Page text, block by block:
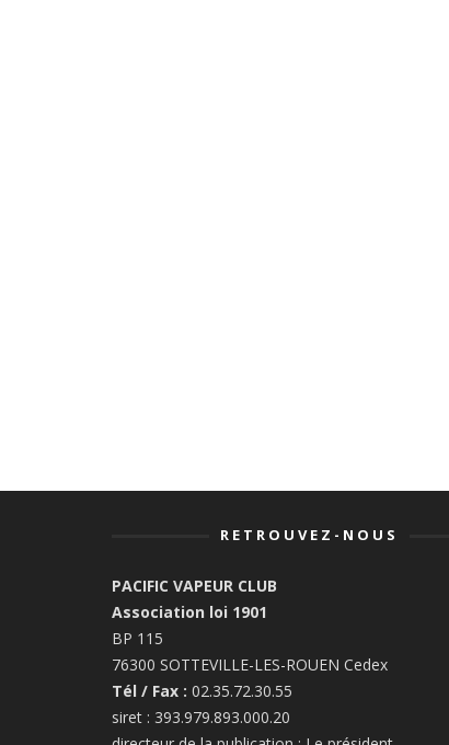
RETROUVEZ-NOUS
PACIFIC VAPEUR CLUB
Association loi 1901
BP 115
76300 SOTTEVILLE-LES-ROUEN Cedex
Tél / Fax : 02.35.72.30.55
siret : 393.979.893.000.20